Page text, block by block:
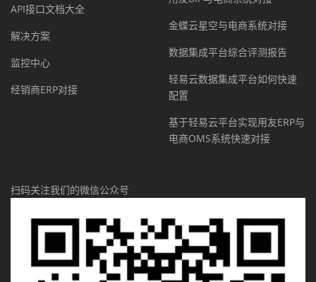
API接口文档大全
解决方案
监控中心
经销商ERP对接
金蝶云星空与电商系统对接
数据集成平台综合评测报告
轻易云数据集成平台如何快速
配置
基于轻易云平台实现用友ERP与
电商OMS系统快速对接
扫码关注我们的微信公众号